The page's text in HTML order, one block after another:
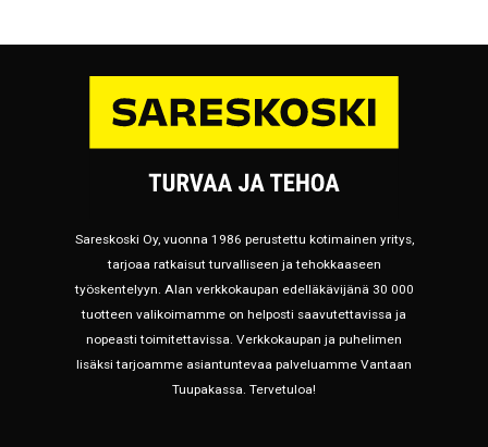
Sareskoski Oy, vuonna 1986 perustettu kotimainen yritys,
tarjoaa ratkaisut turvalliseen ja tehokkaaseen
työskentelyyn. Alan verkkokaupan edelläkävijänä 30 000
tuotteen valikoimamme on helposti saavutettavissa ja
nopeasti toimitettavissa. Verkkokaupan ja puhelimen
lisäksi tarjoamme asiantuntevaa palveluamme Vantaan
Tuupakassa. Tervetuloa!